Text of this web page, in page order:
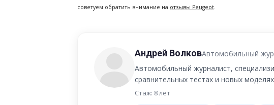
советуем обратить внимание на отзывы Peugeot.
Андрей ВолковАвтомобильный
Автомобильный журналист,
сравнительных тестах и новых
Стаж: 8 лет